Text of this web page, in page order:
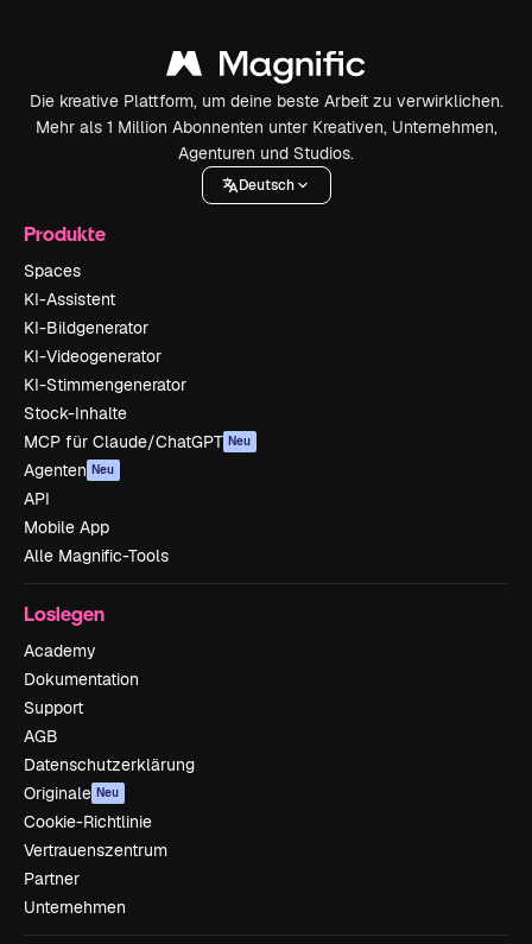
Die kreative Plattform, um deine beste Arbeit zu verwirklichen.
Mehr als 1 Million Abonnenten unter Kreativen, Unternehmen,
Agenturen und Studios.
Deutsch
Produkte
Spaces
KI-Assistent
KI-Bildgenerator
KI-Videogenerator
KI-Stimmengenerator
Stock-Inhalte
MCP für Claude/ChatGPT Neu
Agenten Neu
API
Mobile App
Alle Magnific-Tools
Loslegen
Academy
Dokumentation
Support
AGB
Datenschutzerklärung
Originale Neu
Cookie-Richtlinie
Vertrauenszentrum
Partner
Unternehmen